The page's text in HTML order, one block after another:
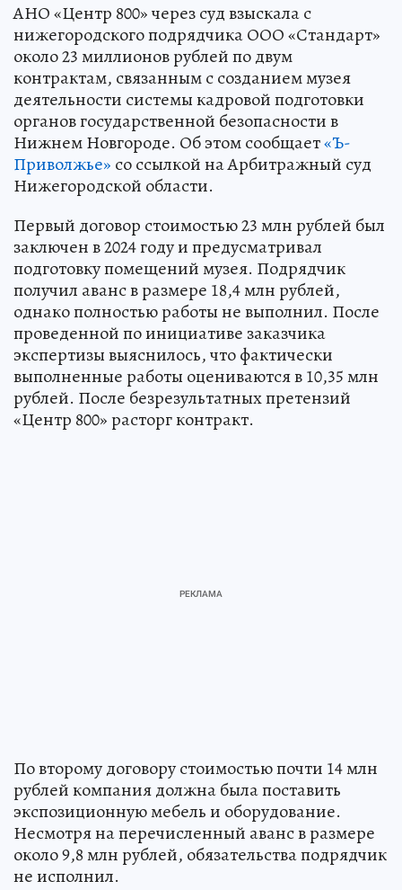
АНО «Центр 800» через суд взыскала с
нижегородского подрядчика ООО «Стандарт»
около 23 миллионов рублей по двум
контрактам, связанным с созданием музея
деятельности системы кадровой подготовки
органов государственной безопасности в
Нижнем Новгороде. Об этом сообщает«Ъ-
Приволжье» со ссылкой на Арбитражный суд
Нижегородской области.
Первый договор стоимостью 23 млн рублей был
заключен в 2024 году и предусматривал
подготовку помещений музея. Подрядчик
получил аванс в размере 18,4 млн рублей,
однако полностью работы не выполнил. После
проведенной по инициативе заказчика
экспертизы выяснилось, что фактически
выполненные работы оцениваются в 10,35 млн
рублей. После безрезультатных претензий
«Центр 800» расторг контракт.
По второму договору стоимостью почти 14 млн
рублей компания должна была поставить
экспозиционную мебель и оборудование.
Несмотря на перечисленный аванс в размере
около 9,8 млн рублей, обязательства подрядчик
не исполнил.